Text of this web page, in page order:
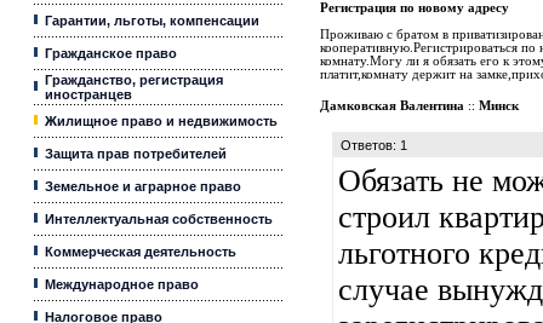
Гарантии, льготы, компенсации
Гражданское право
Гражданство, регистрация
иностранцев
Жилищное право и недвижимость
Защита прав потребителей
Земельное и аграрное право
Интеллектуальная собственность
Коммерческая деятельность
Международное право
Налоговое право
Регистрация по новому адресу
Проживаю с братом в
кооперативную.Регистрироваться по
комнату.Могу ли я обязать его к
платит,комнату держит на
Дамковская Валентина :: Минск
Ответов: 1
Обязать не
строил
льготного
случае